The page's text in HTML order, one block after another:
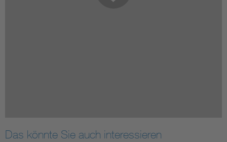
Das könnte Sie auch interessieren